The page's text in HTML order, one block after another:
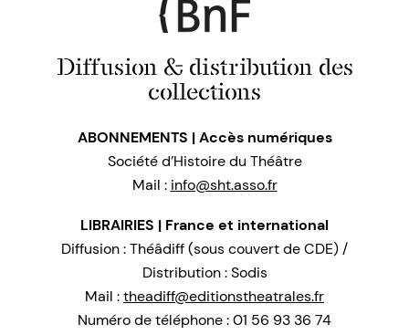
Diffusion & distribution des
collections
ABONNEMENTS | Accès numériques
Société d’Histoire du Théâtre
Mail : info@sht.asso.fr
LIBRAIRIES | France et international
Diffusion : Théâdiff (sous couvert de CDE) /
Distribution : Sodis
Mail :theadiff@editionstheatrales.fr
Numéro de téléphone : 01 56 93 36 74